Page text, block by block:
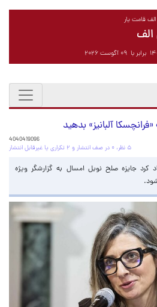
قامت یار
الف
آلبانیز» بدهید
4040419096
۵ نظر، ۰ در صف انتشار و ۲ تکراری یا غیرقابل انتشار
کرد جایزه صلح نوبل امسال به گزارشگر ویژه